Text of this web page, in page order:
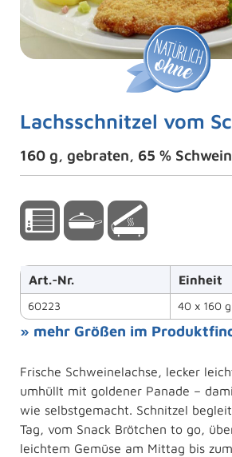
Lachsschnitzel vom
160 g, gebraten, 65 %
Art.-Nr. Einheit
60223 40 x 160 g
» mehr Größen im
Frische Schweinelachse, lecker
umhüllt mit goldener Panade –
wie selbstgemacht. Schnitzel
Tag, vom Snack Brötchen to go,
leichtem Gemüse am Mittag bis